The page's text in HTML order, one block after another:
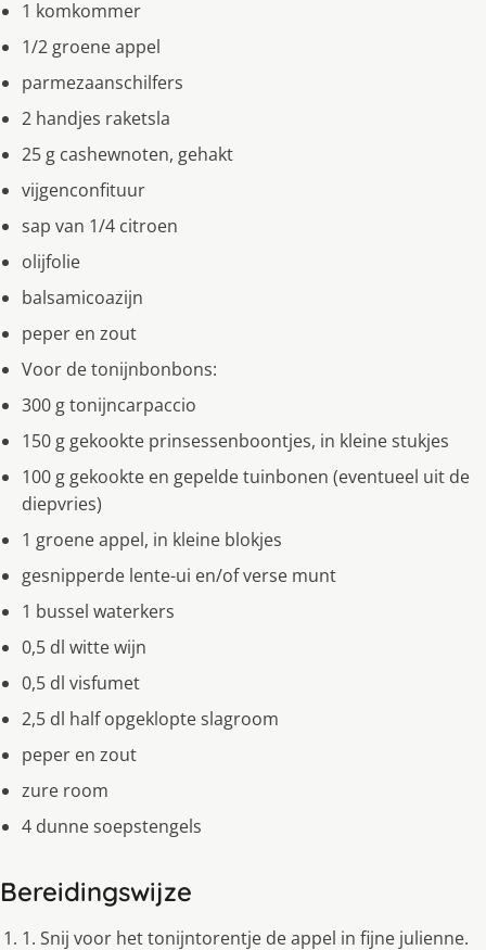
1 komkommer
1/2 groene appel
parmezaanschilfers
2 handjes raketsla
25 g cashewnoten, gehakt
vijgenconfituur
sap van 1/4 citroen
olijfolie
balsamicoazijn
peper en zout
Voor de tonijnbonbons:
300 g tonijncarpaccio
150 g gekookte prinsessenboontjes, in kleine stukjes
100 g gekookte en gepelde tuinbonen (eventueel uit de
diepvries)
1 groene appel, in kleine blokjes
gesnipperde lente-ui en/of verse munt
1 bussel waterkers
0,5 dl witte wijn
0,5 dl visfumet
2,5 dl half opgeklopte slagroom
peper en zout
zure room
4 dunne soepstengels
Bereidingswijze
1. Snij voor het tonijntorentje de appel in fijne julienne.